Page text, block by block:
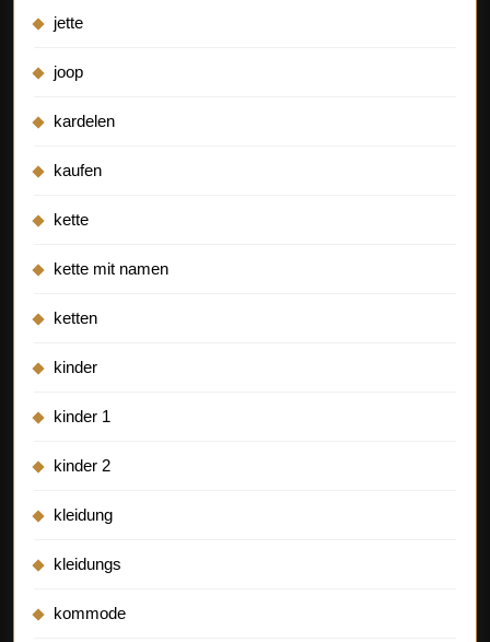
jette
joop
kardelen
kaufen
kette
kette mit namen
ketten
kinder
kinder 1
kinder 2
kleidung
kleidungs
kommode